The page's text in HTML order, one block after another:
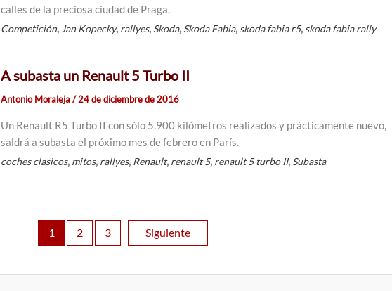
calles de la preciosa ciudad de Praga.
Competición, Jan Kopecky, rallyes, Skoda, Skoda Fabia, skoda fabia r5, skoda fabia rally
A subasta un Renault 5 Turbo II
Antonio Moraleja/24 de diciembre de 2016
Un Renault R5 Turbo II con sólo 5.900 kilómetros realizados y prácticamente nuevo,
saldrá a subasta el próximo mes de febrero en París.
coches clasicos, mitos, rallyes, Renault, renault 5, renault 5 turbo II, Subasta
1 2 3 Siguiente